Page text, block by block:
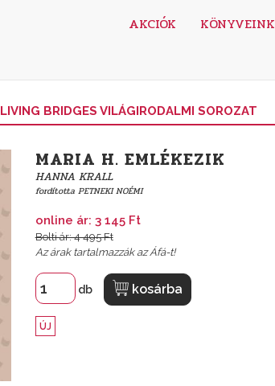
AKCIÓK KÖNYVEINK
LIVING BRIDGES VILÁGIRODALMI SOROZAT
MARIA H. EMLÉKEZIK
HANNA KRALL
fordítottaPETNEKI NOÉMI
online ár: 3 145 Ft
Bolti ár: 4 495 Ft
Az árak tartalmazzák az Áfá-t!
db kosárba
ÚJ